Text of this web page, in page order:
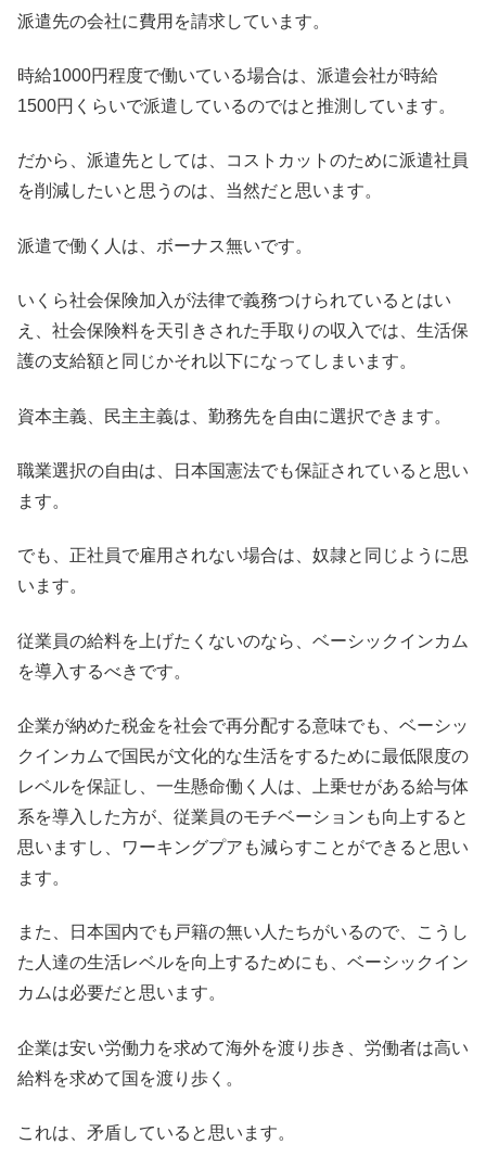
派遣先の会社に費用を請求しています。
時給1000円程度で働いている場合は、派遣会社が時給
1500円くらいで派遣しているのではと推測しています。
だから、派遣先としては、コストカットのために派遣社員
を削減したいと思うのは、当然だと思います。
派遣で働く人は、ボーナス無いです。
いくら社会保険加入が法律で義務つけられているとはい
え、社会保険料を天引きされた手取りの収入では、生活保
護の支給額と同じかそれ以下になってしまいます。
資本主義、民主主義は、勤務先を自由に選択できます。
職業選択の自由は、日本国憲法でも保証されていると思い
ます。
でも、正社員で雇用されない場合は、奴隷と同じように思
います。
従業員の給料を上げたくないのなら、ベーシックインカム
を導入するべきです。
企業が納めた税金を社会で再分配する意味でも、ベーシッ
クインカムで国民が文化的な生活をするために最低限度の
レベルを保証し、一生懸命働く人は、上乗せがある給与体
系を導入した方が、従業員のモチベーションも向上すると
思いますし、ワーキングプアも減らすことができると思い
ます。
また、日本国内でも戸籍の無い人たちがいるので、こうし
た人達の生活レベルを向上するためにも、ベーシックイン
カムは必要だと思います。
企業は安い労働力を求めて海外を渡り歩き、労働者は高い
給料を求めて国を渡り歩く。
これは、矛盾していると思います。